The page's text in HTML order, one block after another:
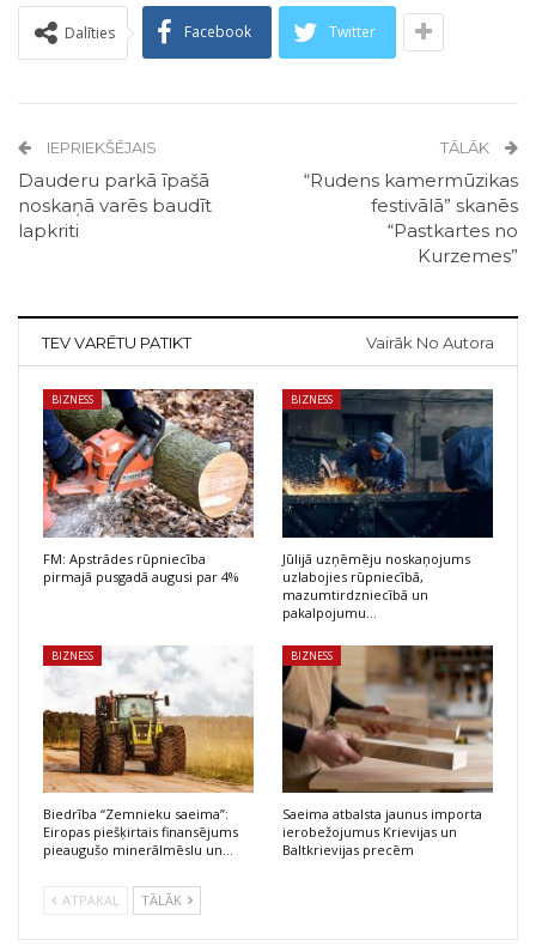
Dalīties Facebook Twitter
IEPRIEKŠĒJAIS
Dauderu parkā īpašā
noskaņā varēs baudīt
lapkriti
TĀLĀK
“Rudens kamermūzikas
festivālā” skanēs
“Pastkartes no
Kurzemes”
TEV VARĒTU PATIKT Vairāk No Autora
BIZNESS
FM: Apstrādes rūpniecība
pirmajā pusgadā augusi par 4%
BIZNESS
Jūlijā uzņēmēju noskaņojums
uzlabojies rūpniecībā,
mazumtirdzniecībā un
pakalpojumu…
BIZNESS
Biedrība “Zemnieku saeima”:
Eiropas piešķirtais finansējums
pieaugušo minerālmēslu un…
BIZNESS
Saeima atbalsta jaunus importa
ierobežojumus Krievijas un
Baltkrievijas precēm
ATPAKAĻ TĀLĀK